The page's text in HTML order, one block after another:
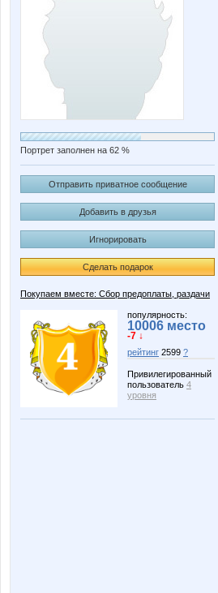
Портрет заполнен на 62 %
Отправить приватное сообщение
Добавить в друзья
Игнорировать
Сделать подарок
Покупаем вместе: Сбор предоплаты, раздачи
популярность:
10006 место
-7 ↓
рейтинг 2599 ?
Привилегированный
пользователь 4
уровня